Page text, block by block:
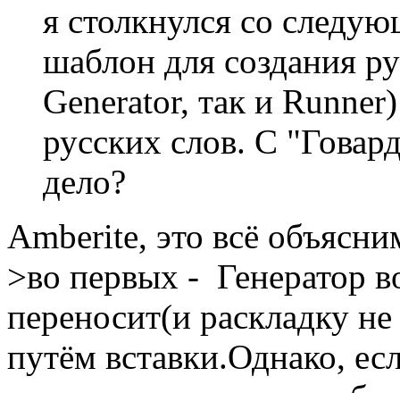
я столкнулся со
шаблон для создания
Generator, так и
русских слов. С
дело?
Amberite, это всё
>во первых - Генератор
переносит(и раскладку
путём вставки.Однако,